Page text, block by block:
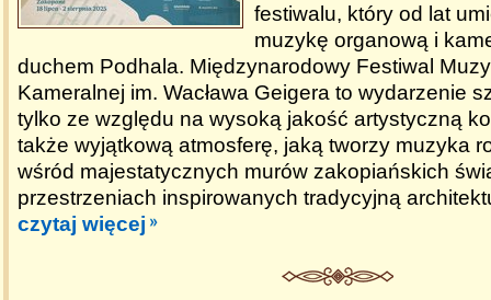
festiwalu, który od lat
muzykę organową i
duchem Podhala. Międzynarodowy Festiwal
Kameralnej im. Wacława Geigera to wydarzenie
tylko ze względu na wysoką jakość artystyczną
także wyjątkową atmosferę, jaką tworzy muzyka
wśród majestatycznych murów zakopiańskich
przestrzeniach inspirowanych tradycyjną
czytaj więcej